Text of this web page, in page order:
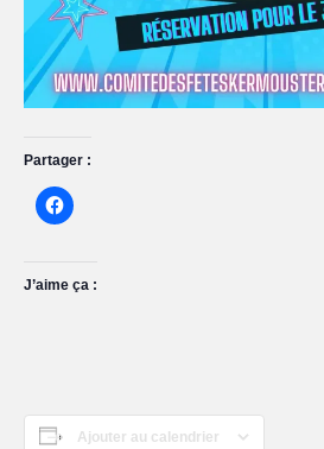
Partager :
J’aime ça :
Ajouter au calendrier